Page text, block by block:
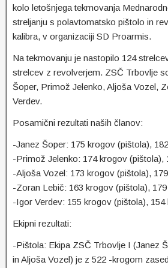
kolo letošnjega tekmovanja
streljanju s polavtomatsko pištolo in
kalibra, v organizaciji SD Proarmis.
Na tekmovanju je nastopilo 124
strelcev z revolverjem. ZSČ Trbovlje
Šoper, Primož Jelenko, Aljoša Vozel,
Verdev.
Posamični rezultati naših članov:
-Janez Šoper: 175 krogov (pištola),
-Primož Jelenko: 174 krogov (pištola),
-Aljoša Vozel: 173 krogov (pištola),
-Zoran Lebič: 163 krogov (pištola),
-Igor Verdev: 155 krogov (pištola),
Ekipni rezultati:
-Pištola: Ekipa ZSČ Trbovlje I (Janez
in Aljoša Vozel) je z 522 -krogom